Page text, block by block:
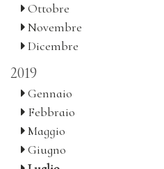
Ottobre
Novembre
Dicembre
2019
Gennaio
Febbraio
Maggio
Giugno